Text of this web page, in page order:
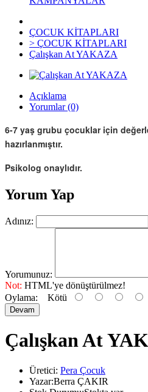
ÇOCUK KİTAPLARI
> ÇOCUK KİTAPLARI
Çalışkan At YAKAZA
Açıklama
Yorumlar (0)
6-7 yaş grubu çocuklar için
hazırlanmıştır.
Psikolog onaylıdır.
Yorum Yap
Adınız:
Yorumunuz:
Not: HTML'ye dönüştürülmez!
Oylama: Kötü
Devam
Çalışkan At
Üretici: Pera Çocuk
Yazar:Berra ÇAKIR